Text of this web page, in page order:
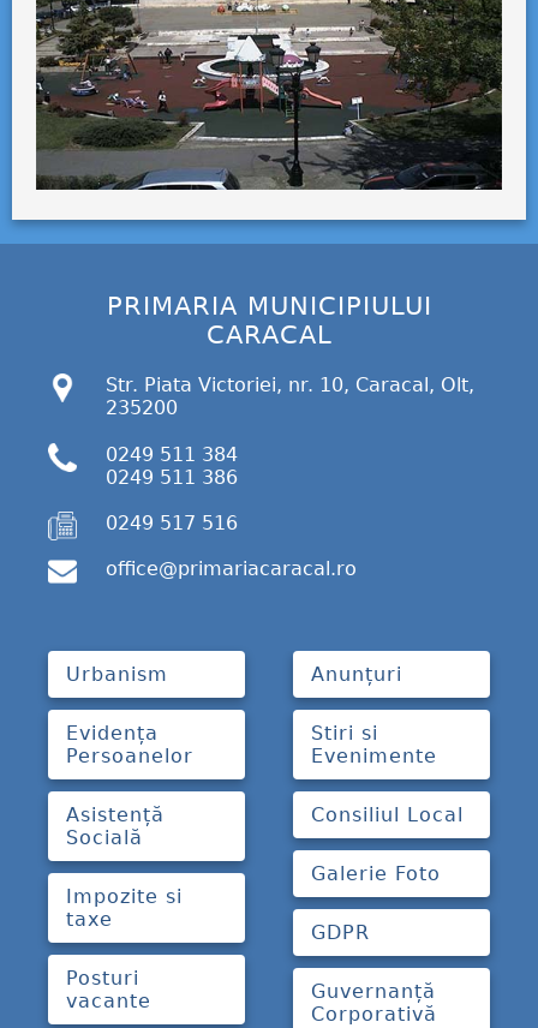
PRIMARIA MUNICIPIULUI
CARACAL
Str. Piata Victoriei, nr. 10, Caracal, Olt,
235200
0249 511 384
0249 511 386
0249 517 516
office@primariacaracal.ro
Urbanism
Evidența
Persoanelor
Asistență
Socială
Impozite si
taxe
Posturi
vacante
Anunțuri
Stiri si
Evenimente
Consiliul Local
Galerie Foto
GDPR
Guvernanță
Corporativă